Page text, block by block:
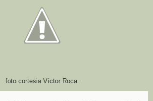
foto cortesia Víctor Roca.